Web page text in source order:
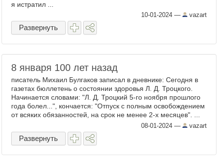
я истратил ...
10-01-2024 — vazart
Развернуть
8 января 100 лет назад
писатель Михаил Булгаков записал в дневнике: Сегодня в
газетах бюллетень о состоянии здоровья Л. Д. Троцкого.
Начинается словами: "Л. Д. Троцкий 5-го ноября прошлого
года болел...", кончается: "Отпуск с полным освобождением
от всяких обязанностей, на срок не менее 2-х месяцев". ...
08-01-2024 — vazart
Развернуть